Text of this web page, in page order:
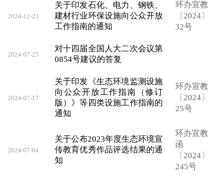
2024-12-23
关于印发石化、电力、钢铁、
建材行业环保设施向公众开放
工作指南的通知
环办宣教
〔2024〕
32号
2024-07-25
对十四届全国人大二次会议第
0854号建议的答复
2024-07-17
关于印发《生态环境监测设施
向公众开放工作指南（修订
版）》等四类设施工作指南的
通知
环办宣教
〔2024〕
25号
2024-07-04
关于公布2023年度生态环境宣
传教育优秀作品评选结果的通
知
环办宣教
函
〔2024〕
245号